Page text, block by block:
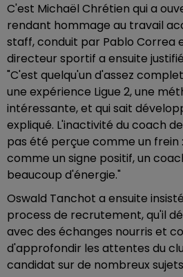
C'est Michaël Chrétien qui a
rendant hommage au travail
staff, conduit par Pablo Correa
directeur sportif a ensuite
"C'est quelqu'un d'assez
une expérience Ligue 2, une
intéressante, et qui sait
expliqué. L'inactivité du coach
pas été perçue comme un frein
comme un signe positif, un
beaucoup d'énergie."
Oswald Tanchot a ensuite
process de recrutement, qu'il
avec des échanges nourris et
d'approfondir les attentes du
candidat sur de nombreux